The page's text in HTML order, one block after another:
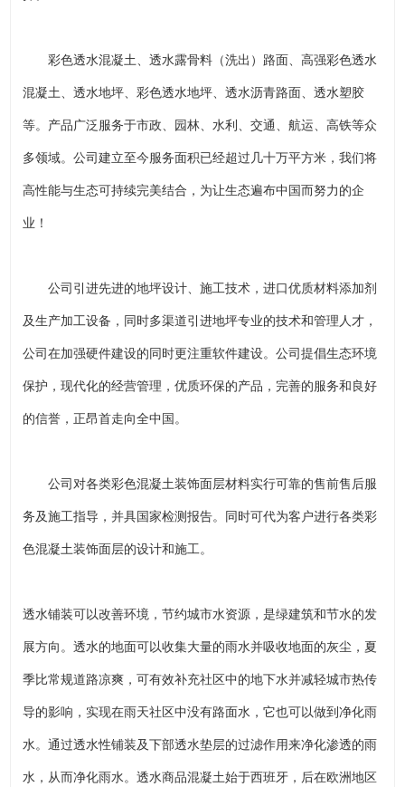
彩色透水混凝土、透水露骨料（洗出）路面、高强彩色透水
混凝土、透水地坪、彩色透水地坪、透水沥青路面、透水塑胶
等。产品广泛服务于市政、园林、水利、交通、航运、高铁等众
多领域。公司建立至今服务面积已经超过几十万平方米，我们将
高性能与生态可持续完美结合，为让生态遍布中国而努力的企
业！
公司引进先进的地坪设计、施工技术，进口优质材料添加剂
及生产加工设备，同时多渠道引进地坪专业的技术和管理人才，
公司在加强硬件建设的同时更注重软件建设。公司提倡生态环境
保护，现代化的经营管理，优质环保的产品，完善的服务和良好
的信誉，正昂首走向全中国。
公司对各类彩色混凝土装饰面层材料实行可靠的售前售后服
务及施工指导，并具国家检测报告。同时可代为客户进行各类彩
色混凝土装饰面层的设计和施工。
透水铺装可以改善环境，节约城市水资源，是绿建筑和节水的发
展方向。透水的地面可以收集大量的雨水并吸收地面的灰尘，夏
季比常规道路凉爽，可有效补充社区中的地下水并减轻城市热传
导的影响，实现在雨天社区中没有路面水，它也可以做到净化雨
水。通过透水性铺装及下部透水垫层的过滤作用来净化渗透的雨
水，从而净化雨水。透水商品混凝土始于西班牙，后在欧洲地区